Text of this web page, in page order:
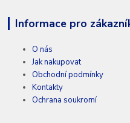
Informace pro
O nás
Jak nakupovat
Obchodní podmínky
Kontakty
Ochrana soukromí